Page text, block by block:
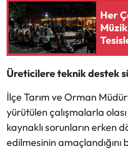
Her
Üreticilere teknik destek
İlçe Tarım ve Orman
yürütülen çalışmalarla
kaynaklı sorunların erken
edilmesinin amaçlandığını
Yemek Tarifleri
Yerel Haberler